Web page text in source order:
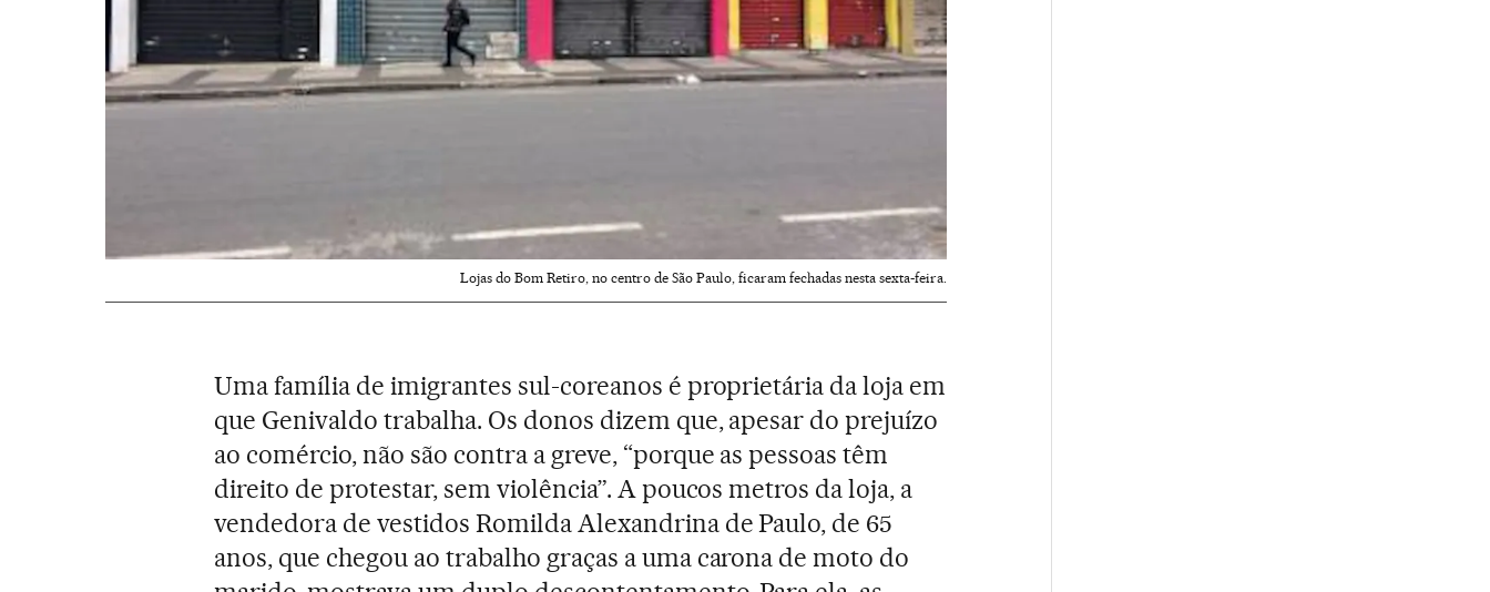
Lojas do Bom Retiro, no centro de São Paulo, ficaram fechadas nesta sexta-feira.
Uma família de imigrantes sul-coreanos é proprietária da loja em
que Genivaldo trabalha. Os donos dizem que, apesar do prejuízo
ao comércio, não são contra a greve, “porque as pessoas têm
direito de protestar, sem violência”. A poucos metros da loja, a
vendedora de vestidos Romilda Alexandrina de Paulo, de 65
anos, que chegou ao trabalho graças a uma carona de moto do